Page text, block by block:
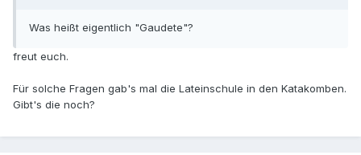
Was heißt eigentlich "Gaudete"?
freut euch.
Für solche Fragen gab's mal die Lateinschule in den Katakomben.
Gibt's die noch?